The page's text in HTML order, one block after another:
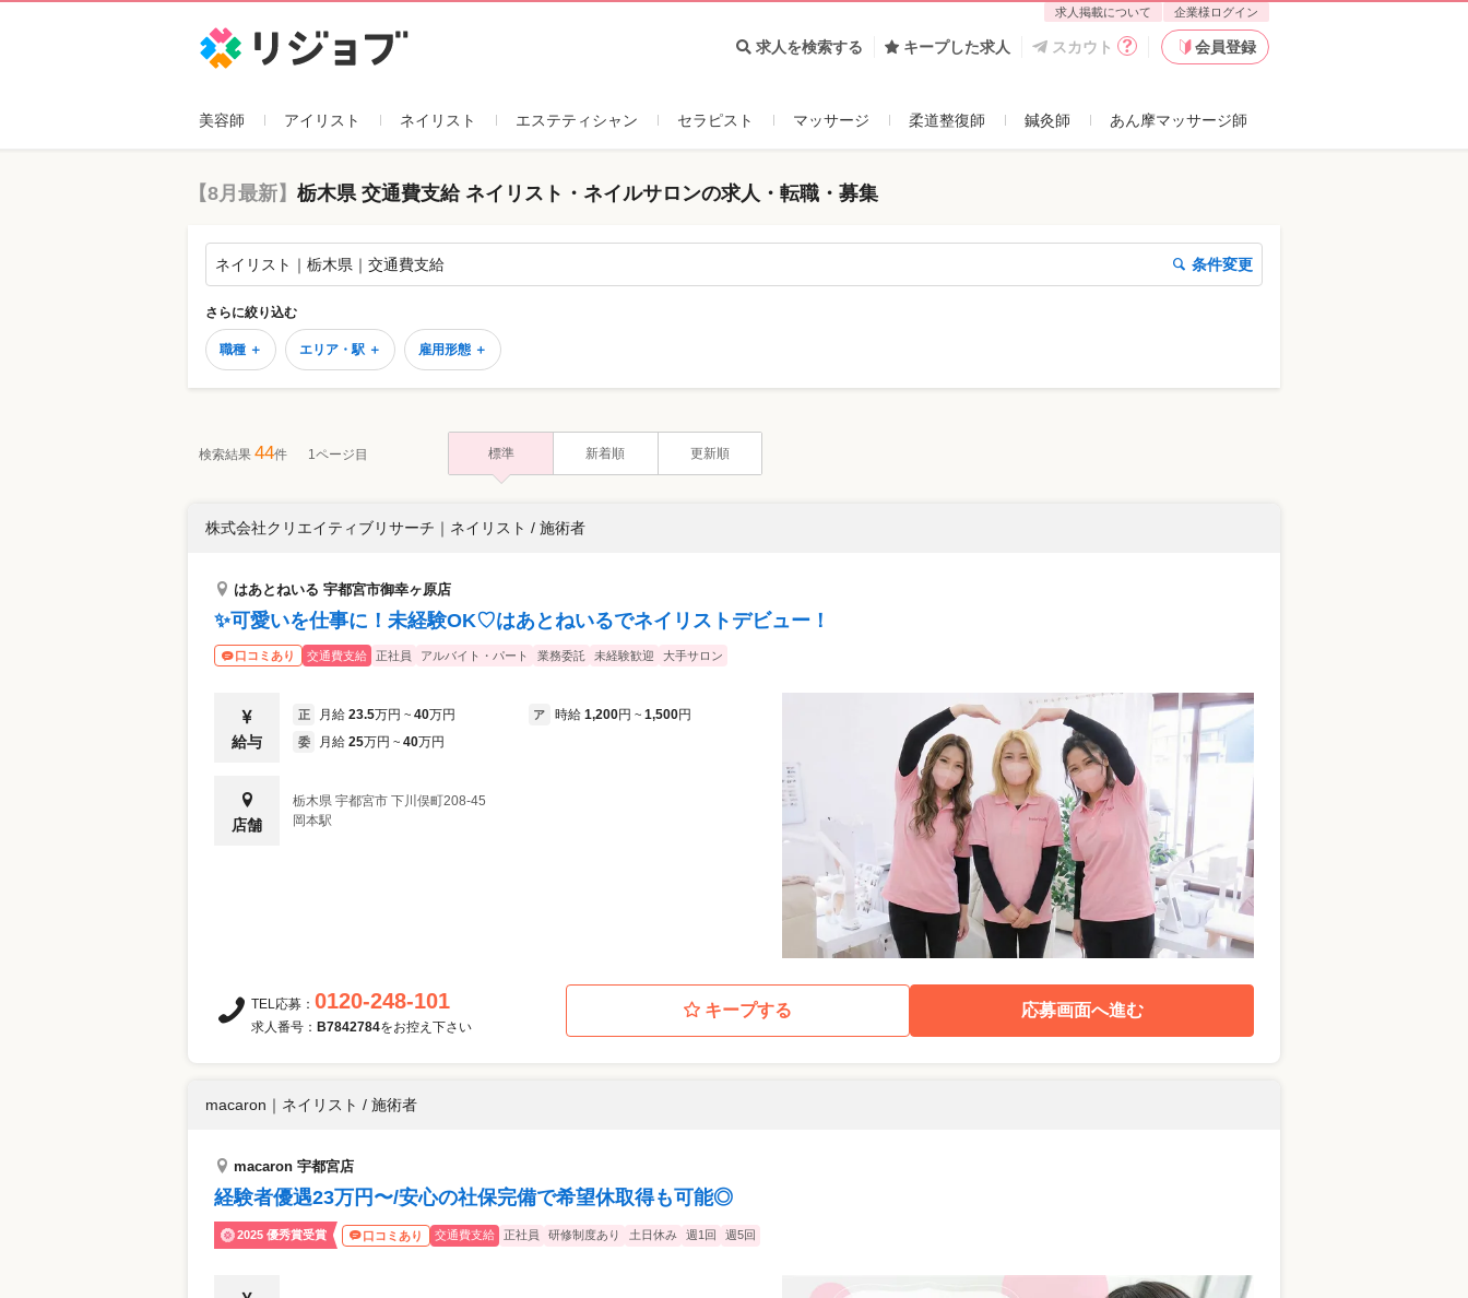
求人掲載について 企業様ログイン
求人を検索する キープした求人 スカウト 会員登録
美容師 アイリスト ネイリスト エステティシャン セラピスト マッサージ 柔道整復師 鍼灸師 あん摩マッサージ師
【8月最新】 栃木県 交通費支給 ネイリスト・ネイルサロンの求人・転職・募集
ネイリスト｜栃木県｜交通費支給 条件変更
さらに絞り込む
職種 ＋ エリア・駅 ＋ 雇用形態 ＋
検索結果 44件 1ページ目 標準 新着順 更新順
株式会社クリエイティブリサーチ ｜ ネイリスト / 施術者
はあとねいる 宇都宮市御幸ヶ原店
✨可愛いを仕事に！未経験OK♡はあとねいるでネイリストデビュー！
口コミあり 交通費支給 正社員 アルバイト・パート 業務委託 未経験歓迎 大手サロン
給与
正 月給 23.5万円 ~ 40万円 ア 時給 1,200円 ~ 1,500円
委 月給 25万円 ~ 40万円
店舗
栃木県 宇都宮市 下川俣町208-45
岡本駅
キープする 応募画面へ進む
TEL応募： 0120-248-101
求人番号： B7842784をお控え下さい
macaron ｜ ネイリスト / 施術者
macaron 宇都宮店
経験者優遇23万円〜/安心の社保完備で希望休取得も可能◎
2025 優秀賞受賞 口コミあり 交通費支給 正社員 研修制度あり 土日休み 週1回 週5回